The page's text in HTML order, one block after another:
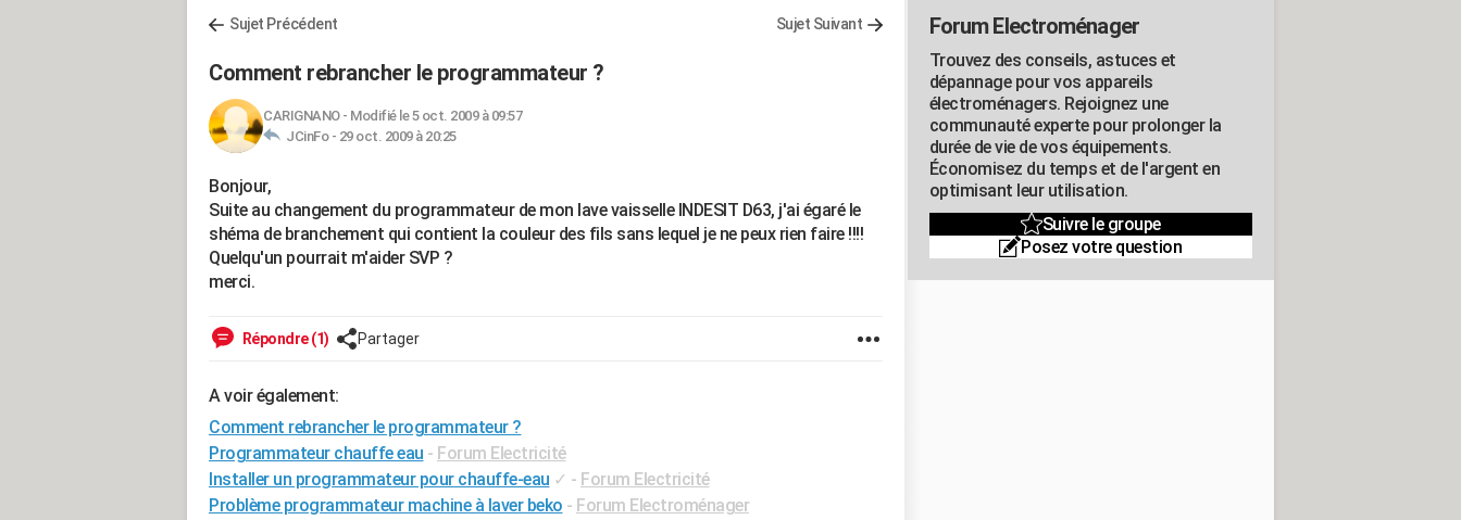
Sujet Précédent Sujet Suivant
Comment rebrancher le programmateur ?
CARIGNANO- Modifié le 5 oct. 2009 à 09:57
JCinFo - 29 oct. 2009 à 20:25
Bonjour,
Suite au changement du programmateur de mon lave vaisselle INDESIT D63, j'ai égaré le
shéma de branchement qui contient la couleur des fils sans lequel je ne peux rien faire !!!!
Quelqu'un pourrait m'aider SVP ?
merci.
Répondre (1) Partager
A voir également:
Comment rebrancher le programmateur ?
Programmateur chauffe eau - Forum Electricité
Installer un programmateur pour chauffe-eau ✓ - Forum Electricité
Problème programmateur machine à laver beko - Forum Electroménager
Forum Electroménager
Trouvez des conseils, astuces et
dépannage pour vos appareils
électroménagers. Rejoignez une
communauté experte pour prolonger la
durée de vie de vos équipements.
Économisez du temps et de l'argent en
optimisant leur utilisation.
Suivre le groupe
Posez votre question